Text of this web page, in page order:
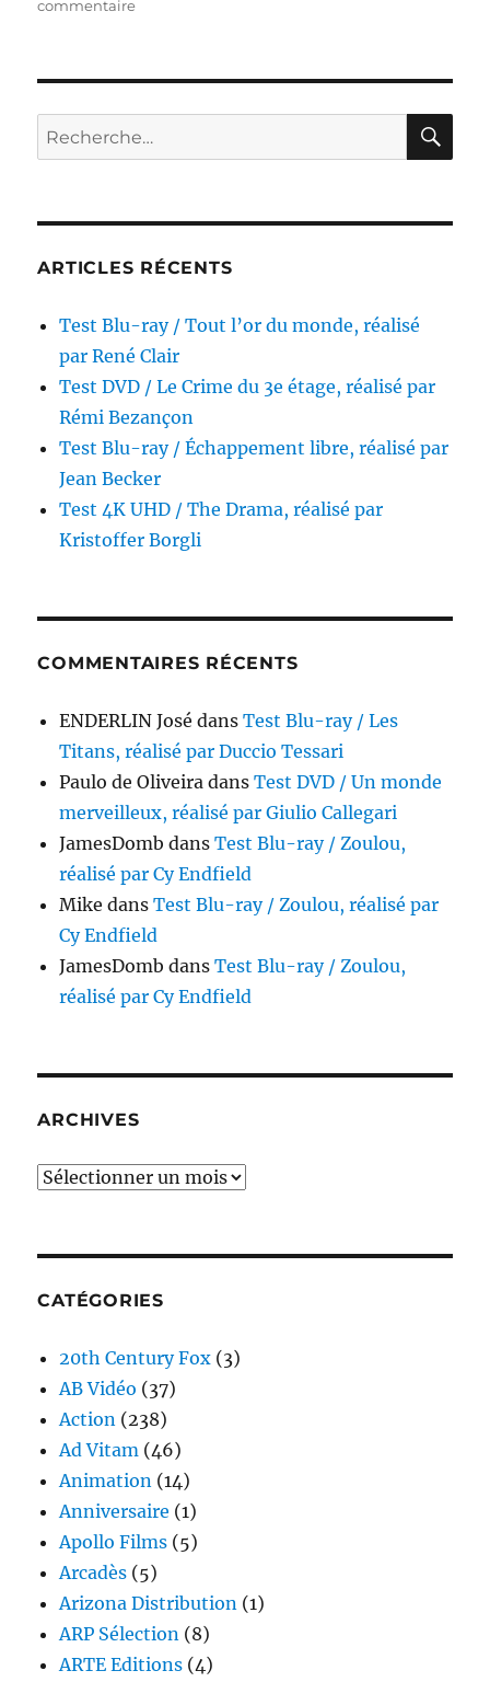
commentairesur
Special
Effects,
réalisé
Recherche
pour :
ARTICLES RÉCENTS
Test Blu-ray / Tout l’or du monde, réalisé
par René Clair
Test DVD / Le Crime du 3e étage, réalisé par
Rémi Bezançon
Test Blu-ray / Échappement libre, réalisé par
Jean Becker
Test 4K UHD / The Drama, réalisé par
Kristoffer Borgli
COMMENTAIRES RÉCENTS
ENDERLIN José dansTest Blu-ray / Les
Titans, réalisé par Duccio Tessari
Paulo de Oliveira dansTest DVD / Un monde
merveilleux, réalisé par Giulio Callegari
JamesDomb dansTest Blu-ray / Zoulou,
réalisé par Cy Endfield
Mike dansTest Blu-ray / Zoulou, réalisé par
Cy Endfield
JamesDomb dansTest Blu-ray / Zoulou,
réalisé par Cy Endfield
ARCHIVES
Archives
CATÉGORIES
20th Century Fox (3)
AB Vidéo (37)
Action (238)
Ad Vitam (46)
Animation (14)
Anniversaire (1)
Apollo Films (5)
Arcadès (5)
Arizona Distribution (1)
ARP Sélection (8)
ARTE Editions (4)